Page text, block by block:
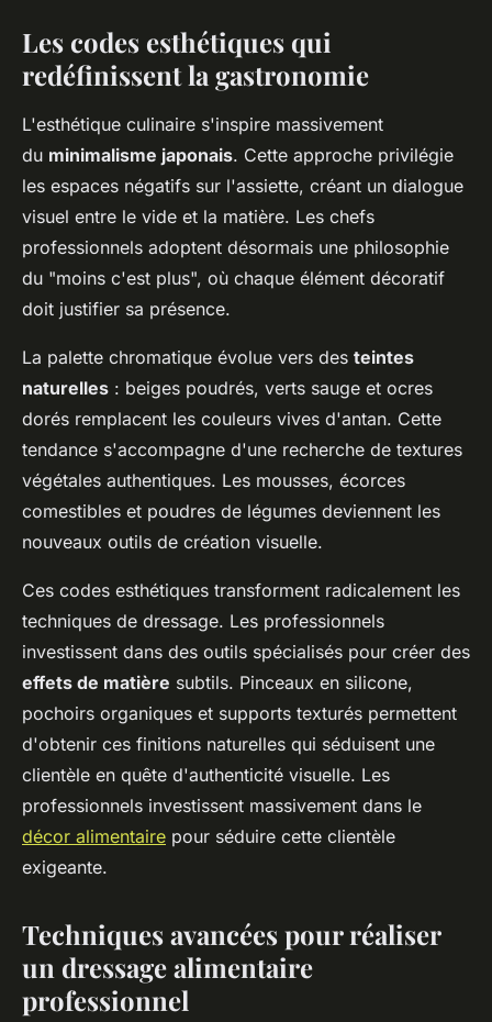
Les codes esthétiques qui
redéfinissent la gastronomie
L'esthétique culinaire s'inspire massivement
du minimalisme japonais. Cette approche privilégie
les espaces négatifs sur l'assiette, créant un dialogue
visuel entre le vide et la matière. Les chefs
professionnels adoptent désormais une philosophie
du "moins c'est plus", où chaque élément décoratif
doit justifier sa présence.
La palette chromatique évolue vers des teintes
naturelles : beiges poudrés, verts sauge et ocres
dorés remplacent les couleurs vives d'antan. Cette
tendance s'accompagne d'une recherche de textures
végétales authentiques. Les mousses, écorces
comestibles et poudres de légumes deviennent les
nouveaux outils de création visuelle.
Ces codes esthétiques transforment radicalement les
techniques de dressage. Les professionnels
investissent dans des outils spécialisés pour créer des
effets de matière subtils. Pinceaux en silicone,
pochoirs organiques et supports texturés permettent
d'obtenir ces finitions naturelles qui séduisent une
clientèle en quête d'authenticité visuelle. Les
professionnels investissent massivement dans le
décor alimentaire pour séduire cette clientèle
exigeante.
Techniques avancées pour réaliser
un dressage alimentaire
professionnel